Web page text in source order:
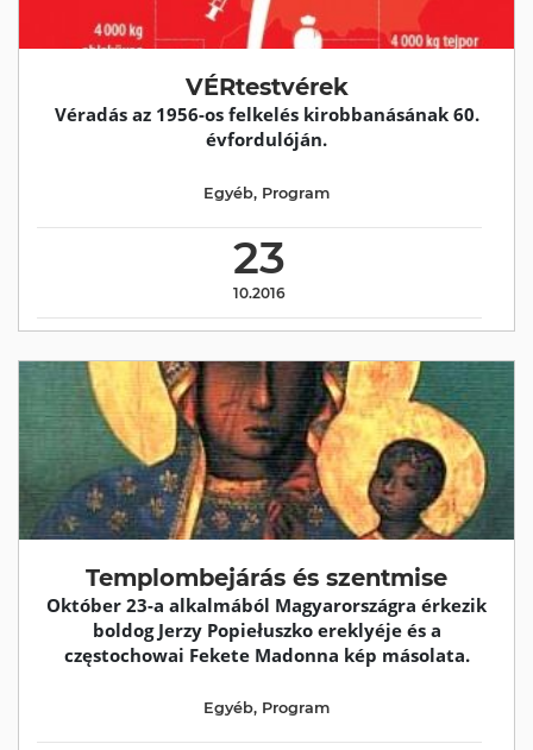
VÉRtestvérek
Véradás az 1956-os felkelés kirobbanásának 60.
évfordulóján.
23
10.2016
Egyéb, Program
Templombejárás és szentmise
Október 23-a alkalmából Magyarországra érkezik
boldog Jerzy Popiełuszko ereklyéje és a
częstochowai Fekete Madonna kép másolata.
Egyéb, Program